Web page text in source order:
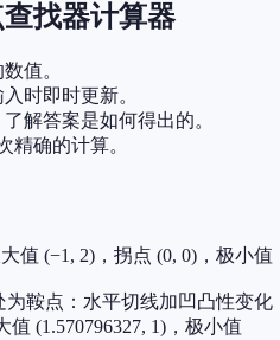
找器计算器
值。
时即时更新。
解答案是如何得出的。
精确的计算。
值 (−1, 2)，拐点 (0, 0)，极小值
为鞍点：水平切线加凹凸性变化
(1.570796327, 1)，极小值